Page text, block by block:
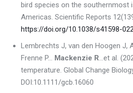
bird species on the southernmost
Americas. Scientific Reports
https://doi.org/10.1038/s41598-
Lembrechts J, van den Hoogen J,
Frenne P… Mackenzie R …et al.
temperature. Global Change
DOI:10.1111/gcb.16060